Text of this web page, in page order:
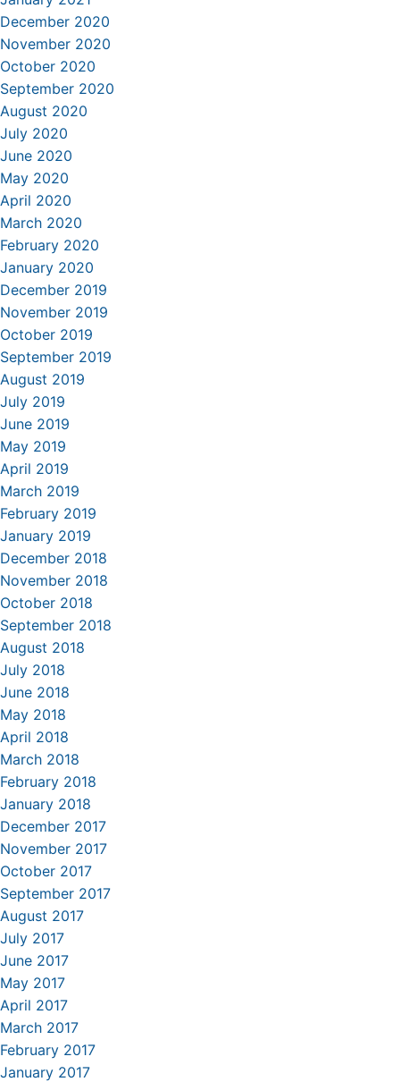
December 2020
November 2020
October 2020
September 2020
August 2020
July 2020
June 2020
May 2020
April 2020
March 2020
February 2020
January 2020
December 2019
November 2019
October 2019
September 2019
August 2019
July 2019
June 2019
May 2019
April 2019
March 2019
February 2019
January 2019
December 2018
November 2018
October 2018
September 2018
August 2018
July 2018
June 2018
May 2018
April 2018
March 2018
February 2018
January 2018
December 2017
November 2017
October 2017
September 2017
August 2017
July 2017
June 2017
May 2017
April 2017
March 2017
February 2017
January 2017